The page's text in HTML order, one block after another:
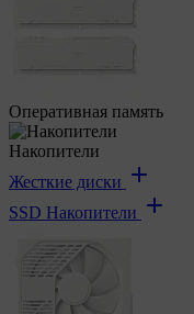
Оперативная память
Накопители
Жесткие диски
SSD Накопители